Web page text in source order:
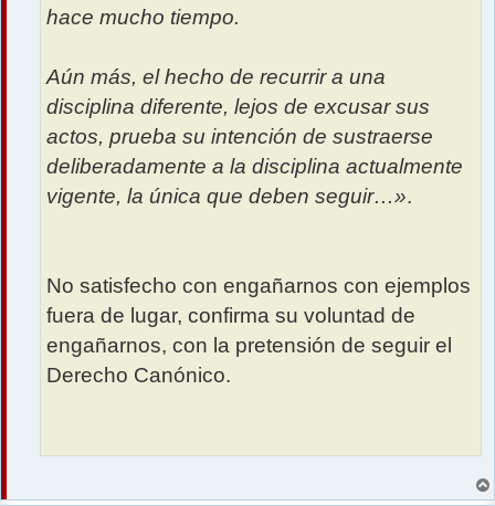
hace mucho tiempo.
Aún más, el hecho de recurrir a una
disciplina diferente, lejos de excusar sus
actos, prueba su intención de sustraerse
deliberadamente a la disciplina actualmente
vigente, la única que deben seguir…».
No satisfecho con engañarnos con ejemplos
fuera de lugar, confirma su voluntad de
engañarnos, con la pretensión de seguir el
Derecho Canónico.